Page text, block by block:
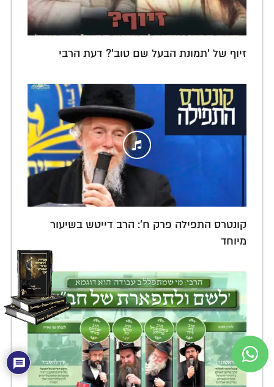
זיוף של 'תמונת הבעל שם טוב'? דעת הרבי
קונטרס התפילה פרק ח': הרב דייטש בשיעור
מיוחד